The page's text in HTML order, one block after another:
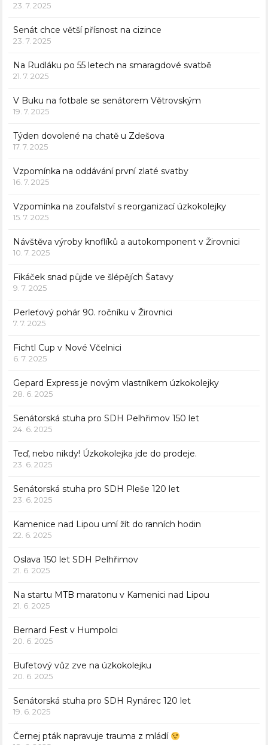
23. 7. 2025
Senát chce větší přísnost na cizince
23. 7. 2025
Na Rudláku po 55 letech na smaragdové svatbě
21. 7. 2025
V Buku na fotbale se senátorem Větrovským
19. 7. 2025
Týden dovolené na chatě u Zdešova
17. 7. 2025
Vzpomínka na oddávání první zlaté svatby
16. 7. 2025
Vzpomínka na zoufalství s reorganizací úzkokolejky
15. 7. 2025
Návštěva výroby knoflíků a autokomponent v Žirovnici
10. 7. 2025
Fikáček snad půjde ve šlépějích Šatavy
9. 7. 2025
Perleťový pohár 90. ročníku v Žirovnici
7. 7. 2025
Fichtl Cup v Nové Včelnici
6. 7. 2025
Gepard Express je novým vlastníkem úzkokolejky
28. 6. 2025
Senátorská stuha pro SDH Pelhřimov 150 let
24. 6. 2025
Teď, nebo nikdy! Úzkokolejka jde do prodeje.
23. 6. 2025
Senátorská stuha pro SDH Pleše 120 let
23. 6. 2025
Kamenice nad Lipou umí žít do ranních hodin
22. 6. 2025
Oslava 150 let SDH Pelhřimov
21. 6. 2025
Na startu MTB maratonu v Kamenici nad Lipou
21. 6. 2025
Bernard Fest v Humpolci
20. 6. 2025
Bufetový vůz zve na úzkokolejku
20. 6. 2025
Senátorská stuha pro SDH Rynárec 120 let
19. 6. 2025
Černej pták napravuje trauma z mládí